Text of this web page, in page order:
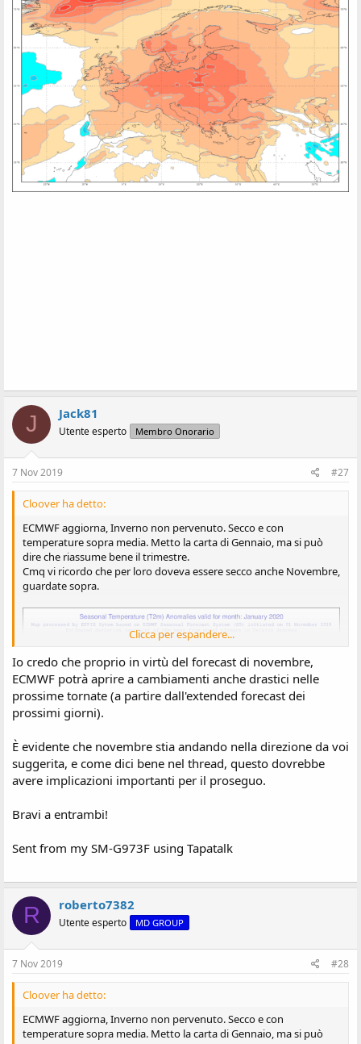
J Jack81
Utente esperto Membro Onorario
7 Nov 2019 #27
Cloover ha detto:
ECMWF aggiorna, Inverno non pervenuto. Secco e con
temperature sopra media. Metto la carta di Gennaio, ma si può
dire che riassume bene il trimestre.
Cmq vi ricordo che per loro doveva essere secco anche Novembre,
guardate sopra.
Clicca per espandere...
Io credo che proprio in virtù del forecast di novembre,
ECMWF potrà aprire a cambiamenti anche drastici nelle
prossime tornate (a partire dall'extended forecast dei
prossimi giorni).
È evidente che novembre stia andando nella direzione da voi
suggerita, e come dici bene nel thread, questo dovrebbe
avere implicazioni importanti per il proseguo.
Bravi a entrambi!
Sent from my SM-G973F using Tapatalk
R roberto7382
Utente esperto MD GROUP
7 Nov 2019 #28
Cloover ha detto:
ECMWF aggiorna, Inverno non pervenuto. Secco e con
temperature sopra media. Metto la carta di Gennaio, ma si può